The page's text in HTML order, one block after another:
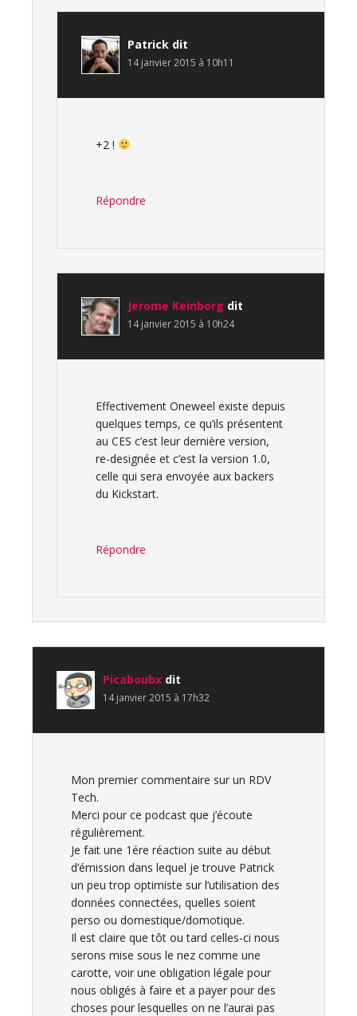
Patrick dit
14 janvier 2015 à 10h11
+2 !
Répondre
Jerome Keinborg dit
14 janvier 2015 à 10h24
Effectivement Oneweel existe depuis
quelques temps, ce qu’ils présentent
au CES c’est leur dernière version,
re-designée et c’est la version 1.0,
celle qui sera envoyée aux backers
du Kickstart.
Répondre
Picaboubx dit
14 janvier 2015 à 17h32
Mon premier commentaire sur un RDV
Tech.
Merci pour ce podcast que j’écoute
régulièrement.
Je fait une 1ére réaction suite au début
d’émission dans lequel je trouve Patrick
un peu trop optimiste sur l’utilisation des
données connectées, quelles soient
perso ou domestique/domotique.
Il est claire que tôt ou tard celles-ci nous
serons mise sous le nez comme une
carotte, voir une obligation légale pour
nous obligés à faire et a payer pour des
choses pour lesquelles on ne l’aurai pas